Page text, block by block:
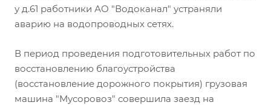
у д.61 работники АО "Водоканал" устраняли
аварию на водопроводных сетях.
В период проведения подготовительных работ по
восстановлению благоустройства
(восстановление дорожного покрытия) грузовая
машина "Мусоровоз" совершила заезд на